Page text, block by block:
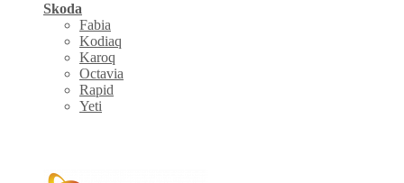
Skoda
Fabia
Kodiaq
Karoq
Octavia
Rapid
Yeti